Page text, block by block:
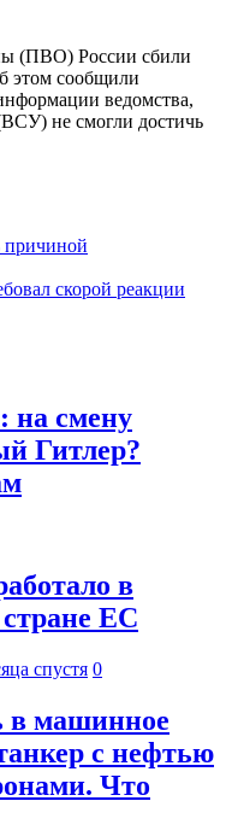
(ПВО) России сбили
этом сообщили
ведомства,
не смогли достичь
причиной
скорой реакции
на смену
Гитлер?
в
ЕС
спустя 0
в машинное
с нефтью
Что